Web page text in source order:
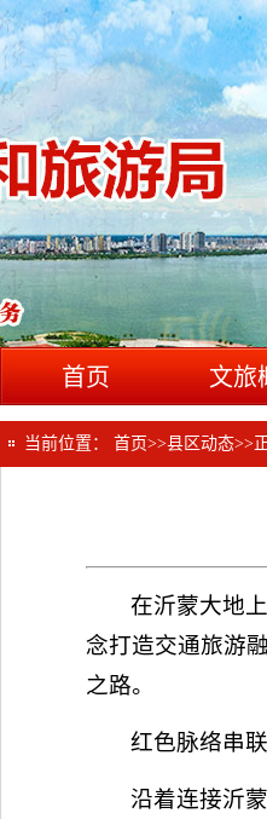
首页 文旅
当前位置： 首页>>县区动态>>
在沂蒙大地
念打造交通旅游
之路。
红色脉络串
沿着连接沂